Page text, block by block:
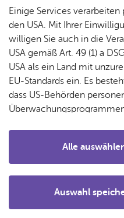
Ämter
A–Z
Diens
t­leis­
tun­gen
A–Z
For­
fent­li­
che
Be­
kannt­
ma­
chun­
& TV
Pres­se
Bil­
&
be­
ung
len
Jugend-
Einige Services
den USA. Mit Ihrer
willigen Sie auch in die
USA gemäß Art. 49 (1) a
USA als ein Land mit
EU-Standards ein. Es
dass US-Behörden
Auswahl
Alle